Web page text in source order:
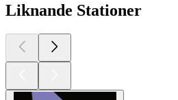
Liknande Stationer